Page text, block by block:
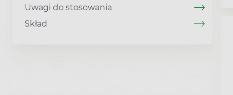
Uwagi do stosowania
Skład